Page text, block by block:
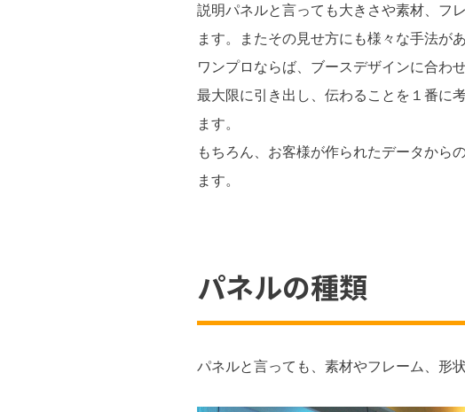
説明パネルと言っても大きさや素材、フ
ます。またその見せ方にも様々な手法があ
ワンプロならば、ブースデザインに合わ
最大限に引き出し、伝わることを１番に
ます。
もちろん、お客様が作られたデータから
ます。
パネルの種類
パネルと言っても、素材やフレーム、形